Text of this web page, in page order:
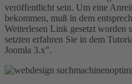
veröffentlicht sein. Um eine
bekommen, muß in dem
Weiterlesen Link gesetzt worden
setzten erfahren Sie in dem
Joomla 3.x".